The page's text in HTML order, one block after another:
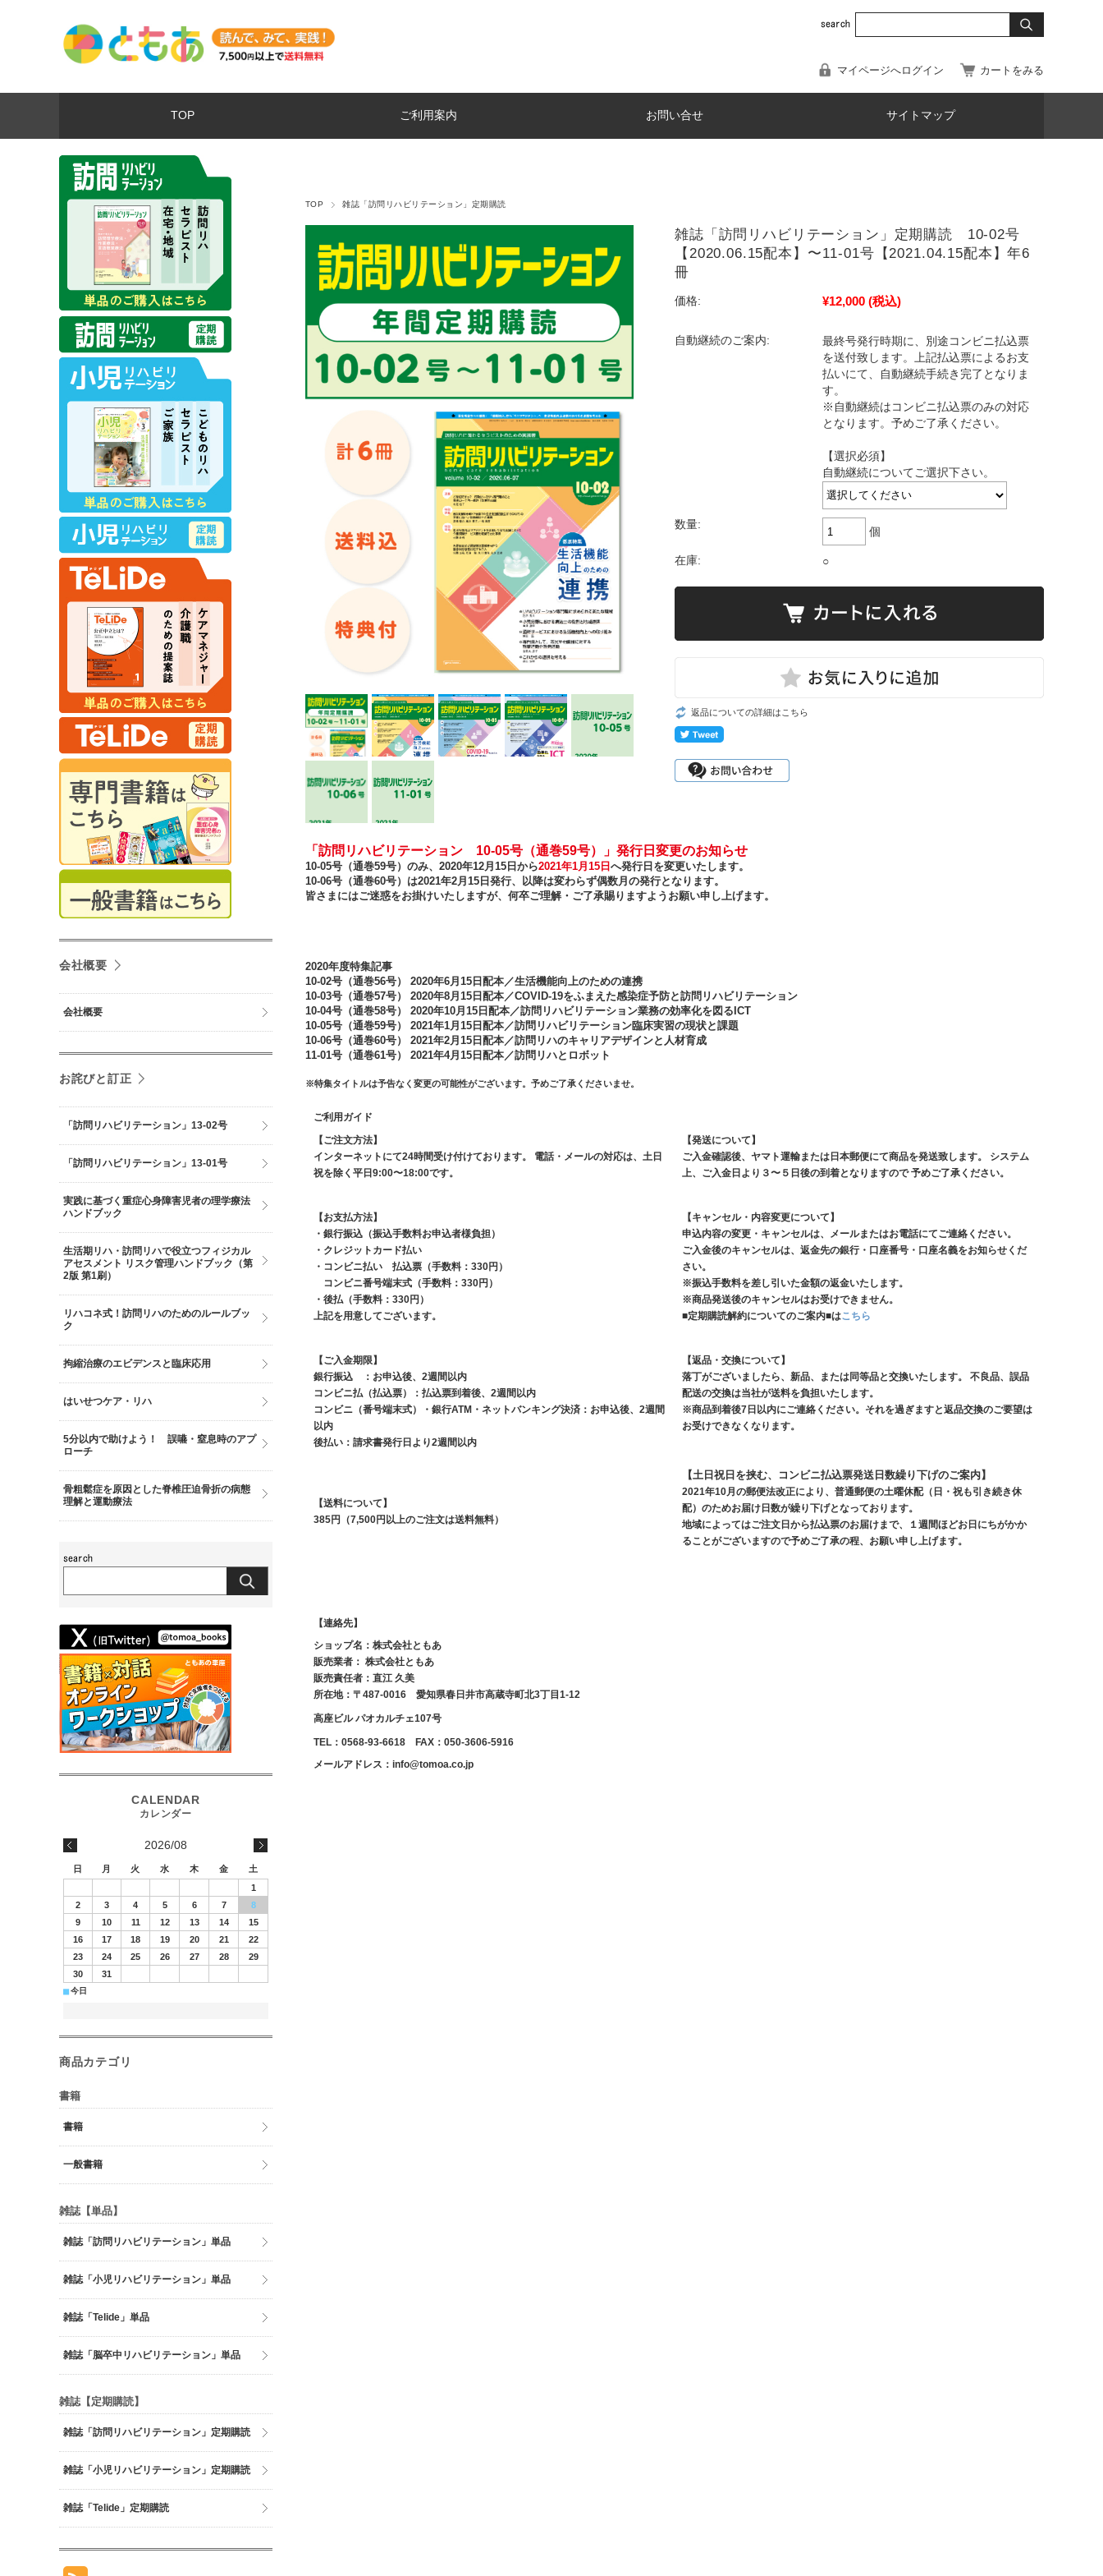
マイページへログイン カートをみる
TOP ご利用案内 お問い合せ サイトマップ
TOP 雑誌「訪問リハビリテーション」定期購読
雑誌「訪問リハビリテーション」定期購読 10-02号
【2020.06.15配本】〜11-01号【2021.04.15配本】年6
冊
価格: ¥12,000 (税込)
自動継続のご案内:
最終号発行時期に、別途コンビニ払込票
を送付致します。上記払込票によるお支
払いにて、自動継続手続き完了となりま
す。
※自動継続はコンビニ払込票のみの対応
となります。予めご了承ください。
【選択必須】
自動継続についてご選択下さい。
数量:
個
在庫: ○
返品についての詳細はこちら
「訪問リハビリテーション 10-05号（通巻59号）」発行日変更のお知らせ
10-05号（通巻59号）のみ、2020年12月15日から2021年1月15日 へ発行日を変更いたします。
10-06号（通巻60号）は2021年2月15日発行、以降は変わらず偶数月の発行となります。
皆さまにはご迷惑をお掛けいたしますが、何卒ご理解・ご了承賜りますようお願い申し上げます。
2020年度特集記事
10-02号（通巻56号） 2020年6月15日配本／生活機能向上のための連携
10-03号（通巻57号） 2020年8月15日配本／COVID-19をふまえた感染症予防と訪問リハビリテーション
10-04号（通巻58号） 2020年10月15日配本／訪問リハビリテーション業務の効率化を図るICT
10-05号（通巻59号） 2021年1月15日配本／訪問リハビリテーション臨床実習の現状と課題
10-06号（通巻60号） 2021年2月15日配本／訪問リハのキャリアデザインと人材育成
11-01号（通巻61号） 2021年4月15日配本／訪問リハとロボット
※特集タイトルは予告なく変更の可能性がございます。予めご了承くださいませ。
ご利用ガイド
【ご注文方法】
インターネットにて24時間受け付けております。 電話・メールの対応は、土日
祝を除く平日9:00〜18:00です。
【お支払方法】
・銀行振込（振込手数料お申込者様負担）
・クレジットカード払い
・コンビニ払い 払込票（手数料：330円）
コンビニ番号端末式（手数料：330円）
・後払（手数料：330円）
上記を用意してございます。
【ご入金期限】
銀行振込 ：お申込後、2週間以内
コンビニ払（払込票）：払込票到着後、2週間以内
コンビニ（番号端末式）・銀行ATM・ネットバンキング決済：お申込後、2週間
以内
後払い：請求書発行日より2週間以内
【送料について】
385円（7,500円以上のご注文は送料無料）
【発送について】
ご入金確認後、ヤマト運輸または日本郵便にて商品を発送致します。 システム
上、ご入金日より３〜５日後の到着となりますので 予めご了承ください。
【キャンセル・内容変更について】
申込内容の変更・キャンセルは、メールまたはお電話にてご連絡ください。
ご入金後のキャンセルは、返金先の銀行・口座番号・口座名義をお知らせくだ
さい。
※振込手数料を差し引いた金額の返金いたします。
※商品発送後のキャンセルはお受けできません。
■定期購読解約についてのご案内■はこちら
【返品・交換について】
落丁がございましたら、新品、または同等品と交換いたします。 不良品、誤品
配送の交換は当社が送料を負担いたします。
※商品到着後7日以内にご連絡ください。それを過ぎますと返品交換のご要望は
お受けできなくなります。
【土日祝日を挟む、コンビニ払込票発送日数繰り下げのご案内】
2021年10月の郵便法改正により、普通郵便の土曜休配（日・祝も引き続き休
配）のためお届け日数が繰り下げとなっております。
地域によってはご注文日から払込票のお届けまで、１週間ほどお日にちがかか
ることがございますので予めご了承の程、お願い申し上げます。
【連絡先】
ショップ名：株式会社ともあ
販売業者： 株式会社ともあ
販売責任者：直江 久美
所在地：〒487-0016 愛知県春日井市高蔵寺町北3丁目1-12
高座ビル パオカルチェ107号
TEL：0568-93-6618 FAX：050-3606-5916
メールアドレス：info@tomoa.co.jp
会社概要
会社概要
お詫びと訂正
「訪問リハビリテーション」13-02号
「訪問リハビリテーション」13-01号
実践に基づく重症心身障害児者の理学療法
ハンドブック
生活期リハ・訪問リハで役立つフィジカル
アセスメント リスク管理ハンドブック（第
2版 第1刷）
リハコネ式！訪問リハのためのルールブッ
ク
拘縮治療のエビデンスと臨床応用
はいせつケア・リハ
5分以内で助けよう！ 誤嚥・窒息時のアプ
ローチ
骨粗鬆症を原因とした脊椎圧迫骨折の病態
理解と運動療法
2026/08
日 月 火 水 木 金
土
1
2
3 4 5 6 7
8
9
10 11 12 13 14
15
16
17 18 19 20 21
22
23
24 25 26 27 28
29
30
31
■今日
商品カテゴリ
書籍
書籍
一般書籍
雑誌【単品】
雑誌「訪問リハビリテーション」単品
雑誌「小児リハビリテーション」単品
雑誌「Telide」単品
雑誌「脳卒中リハビリテーション」単品
雑誌【定期購読】
雑誌「訪問リハビリテーション」定期購読
雑誌「小児リハビリテーション」定期購読
雑誌「Telide」定期購読